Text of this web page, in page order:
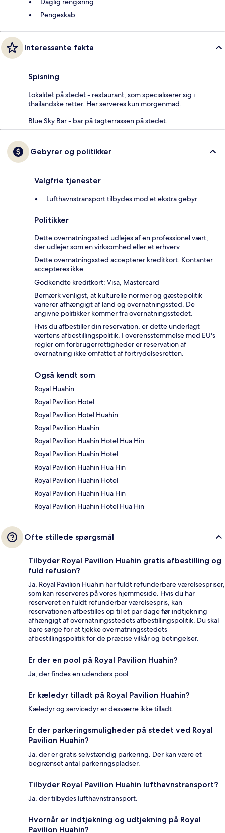
Pengeskab
Interessante fakta
Spisning
Lokalitet på stedet - restaurant, som specialiserer sig i
thailandske retter. Her serveres kun morgenmad.
Blue Sky Bar - bar på tagterrassen på stedet.
Gebyrer og politikker
Valgfrie tjenester
Lufthavnstransport tilbydes mod et ekstra gebyr
Politikker
Dette overnatningssted udlejes af en professionel vært,
der udlejer som en virksomhed eller et erhverv.
Dette overnatningssted accepterer kreditkort. Kontanter
accepteres ikke.
Godkendte kreditkort: Visa, Mastercard
Bemærk venligst, at kulturelle normer og gæstepolitik
varierer afhængigt af land og overnatningssted. De
angivne politikker kommer fra overnatningsstedet.
Hvis du afbestiller din reservation, er dette underlagt
værtens afbestillingspolitik. I overensstemmelse med EU's
regler om forbrugerrettigheder er reservation af
overnatning ikke omfattet af fortrydelsesretten.
Også kendt som
Royal Huahin
Royal Pavilion Hotel
Royal Pavilion Hotel Huahin
Royal Pavilion Huahin
Royal Pavilion Huahin Hotel Hua Hin
Royal Pavilion Huahin Hotel
Royal Pavilion Huahin Hua Hin
Royal Pavilion Huahin Hotel
Royal Pavilion Huahin Hua Hin
Royal Pavilion Huahin Hotel Hua Hin
Ofte stillede spørgsmål
Tilbyder Royal Pavilion Huahin gratis afbestilling og
fuld refusion?
Ja, Royal Pavilion Huahin har fuldt refunderbare værelsespriser,
som kan reserveres på vores hjemmeside. Hvis du har
reserveret en fuldt refunderbar værelsespris, kan
reservationen afbestilles op til et par dage før indtjekning
afhængigt af overnatningsstedets afbestillingspolitik. Du skal
bare sørge for at tjekke overnatningsstedets
afbestillingspolitik for de præcise vilkår og betingelser.
Er der en pool på Royal Pavilion Huahin?
Ja, der findes en udendørs pool.
Er kæledyr tilladt på Royal Pavilion Huahin?
Kæledyr og servicedyr er desværre ikke tilladt.
Er der parkeringsmuligheder på stedet ved Royal
Pavilion Huahin?
Ja, der er gratis selvstændig parkering. Der kan være et
begrænset antal parkeringspladser.
Tilbyder Royal Pavilion Huahin lufthavnstransport?
Ja, der tilbydes lufthavnstransport.
Hvornår er indtjekning og udtjekning på Royal
Pavilion Huahin?